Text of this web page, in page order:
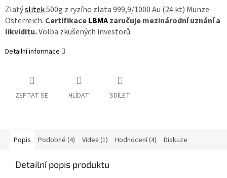
Zlatýslitek500g z ryzího zlata 999,9/1000 Au (24 kt) Münze
Österreich. CertifikaceLBMAzaručuje mezinárodní uznání a
likviditu.Volba zkušených investorů.
Detailní informace
ZEPTAT SE HLÍDAT SDÍLET
Popis Podobné (4) Videa (1) Hodnocení (4) Diskuze
Detailní popis produktu